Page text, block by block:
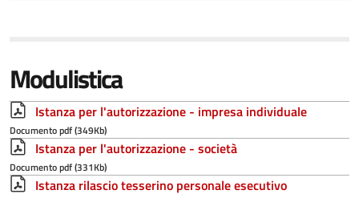
Modulistica
Istanza per l'autorizzazione - impresa individuale
Documento pdf (349Kb)
Istanza per l'autorizzazione - società
Documento pdf (331Kb)
Istanza rilascio tesserino personale esecutivo